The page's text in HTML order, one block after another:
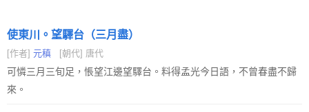
使東川。望驛台（三月盡）
[作者] 元稹 [朝代] 唐代
可憐三月三旬足，悵望江邊望驛台。料得孟光今日語，不曾春盡不歸
來。